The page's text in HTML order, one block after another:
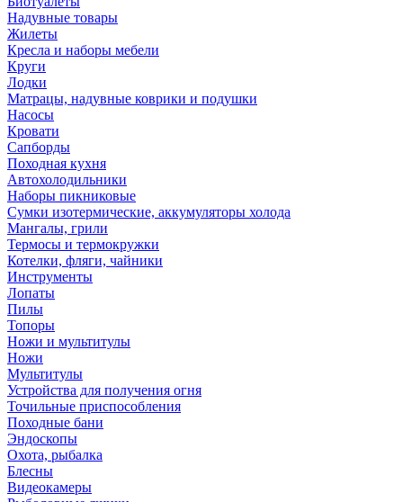
Надувные товары
Жилеты
Кресла и наборы мебели
Круги
Лодки
Матрацы, надувные коврики и подушки
Насосы
Кровати
Сапборды
Походная кухня
Автохолодильники
Наборы пикниковые
Сумки изотермические, аккумуляторы холода
Мангалы, грили
Термосы и термокружки
Котелки, фляги, чайники
Инструменты
Лопаты
Пилы
Топоры
Ножи и мультитулы
Ножи
Мультитулы
Устройства для получения огня
Точильные приспособления
Походные бани
Эндоскопы
Охота, рыбалка
Блесны
Видеокамеры